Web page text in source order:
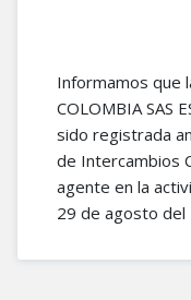
Informamos que
COLOMBIA SAS
sido registrada
de Intercambios
agente en la
29 de agosto del